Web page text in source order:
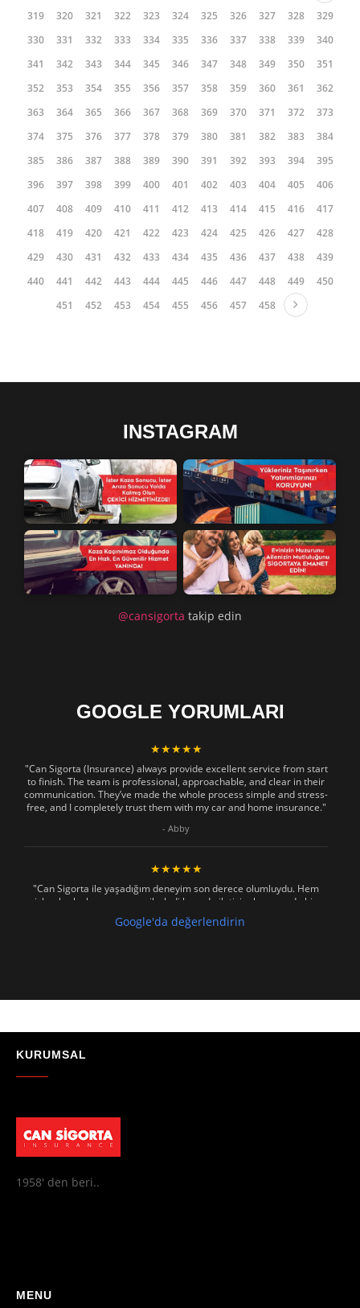
319
320 321 322 323 324 325 326 327 328
329
330
331 332 333 334 335 336 337 338 339
340
341
342 343 344 345 346 347 348 349 350
351
352
353 354 355 356 357 358 359 360 361
362
363
364 365 366 367 368 369 370 371 372
373
374
375 376 377 378 379 380 381 382 383
384
385
386 387 388 389 390 391 392 393 394
395
396
397 398 399 400 401 402 403 404 405
406
407
408 409 410 411 412 413 414 415 416
417
418
419 420 421 422 423 424 425 426 427
428
429
430 431 432 433 434 435 436 437 438
439
440
441 442 443 444 445 446 447 448 449
450
451
452 453 454 455 456 457 458
INSTAGRAM
@cansigorta takip edin
GOOGLE YORUMLARI
★★★★★
"Can Sigorta (Insurance) always provide excellent service from start
to finish. The team is professional, approachable, and clear in their
communication. They’ve made the whole process simple and stress-
free, and I completely trust them with my car and home insurance."
- Abby
★★★★★
"Can Sigorta ile yaşadığım deneyim son derece olumluydu. Hem
işlemler hızlı ve sorunsuz ilerledi hem de iletişim konusunda hiç
zorlanmadım. Aradığımda ya da mesaj attığımda hemen dönüş
sağladılar, her soruma sabırla ve açıklayıcı bir şekilde yanıt verdiler.
"Absolutelly the best at the TRNC. Highly recommeded !!! Thank You
Google'da değerlendirin
KURUMSAL
1958' den beri..
MENU